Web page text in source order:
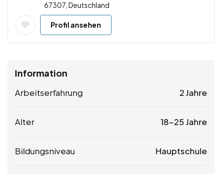
67307, Deutschland
Profil ansehen
Information
Arbeitserfahrung 2 Jahre
Alter 18-25 Jahre
Bildungsniveau Hauptschule